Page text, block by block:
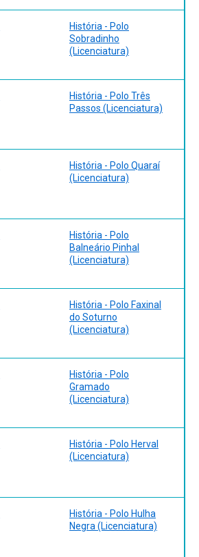
História - Polo
Sobradinho
(Licenciatura)
História - Polo Três
Passos (Licenciatura)
História - Polo Quaraí
(Licenciatura)
História - Polo
Balneário Pinhal
(Licenciatura)
História - Polo Faxinal
do Soturno
(Licenciatura)
História - Polo
Gramado
(Licenciatura)
História - Polo Herval
(Licenciatura)
História - Polo Hulha
Negra (Licenciatura)